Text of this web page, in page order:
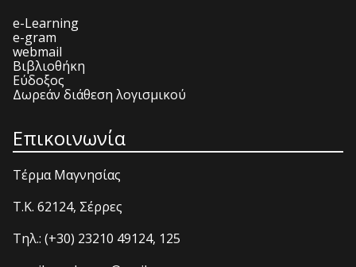
e-Learning
e-gram
webmail
Βιβλιοθήκη
Εύδοξος
Δωρεάν διάθεση λογισμικού
Επικοινωνία
Τέρμα Μαγνησίας
T.K. 62124, Σέρρες
Τηλ.: (+30) 23210 49124, 125